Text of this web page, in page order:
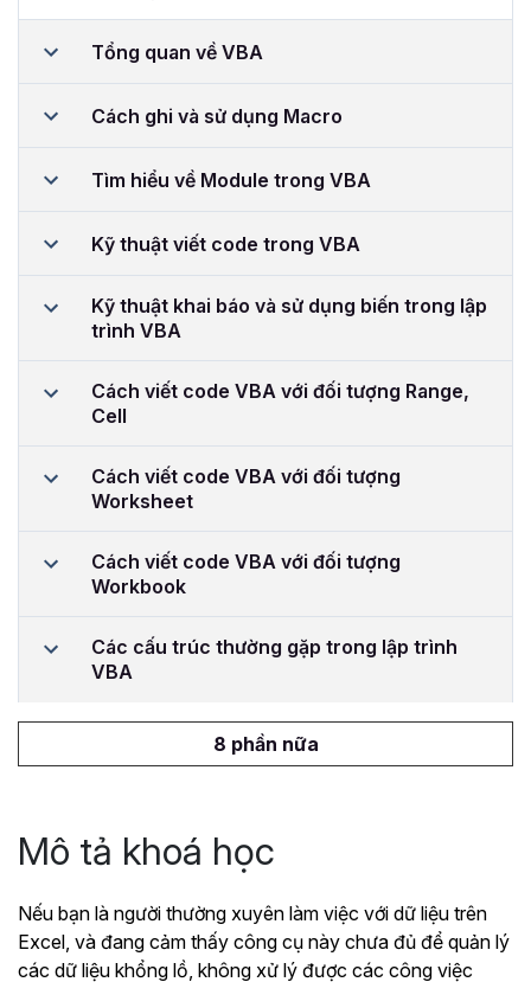
Tổng quan về VBA
Cách ghi và sử dụng Macro
Tìm hiểu về Module trong VBA
Kỹ thuật viết code trong VBA
Kỹ thuật khai báo và sử dụng biến trong lập
trình VBA
Cách viết code VBA với đối tượng Range,
Cell
Cách viết code VBA với đối tượng
Worksheet
Cách viết code VBA với đối tượng
Workbook
Các cấu trúc thường gặp trong lập trình
VBA
8 phần nữa
Mô tả khoá học
Nếu bạn là người thường xuyên làm việc với dữ liệu trên
Excel, và đang cảm thấy công cụ này chưa đủ để quản lý
các dữ liệu khổng lồ, không xử lý được các công việc